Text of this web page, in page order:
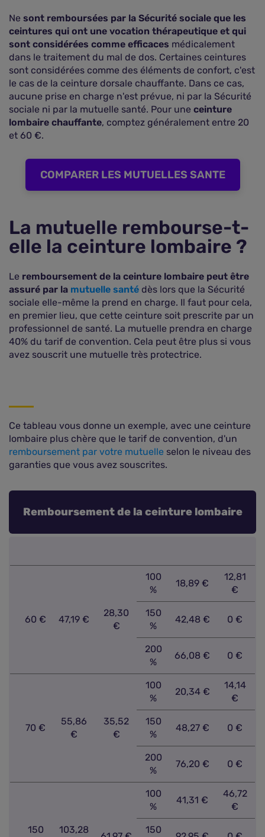
Ne sont remboursées par la Sécurité sociale que les
ceintures qui ont une vocation thérapeutique et qui
sont considérées comme efficaces médicalement
dans le traitement du mal de dos. Certaines ceintures
sont considérées comme des éléments de confort, c'est
le cas de la ceinture dorsale chauffante. Dans ce cas,
aucune prise en charge n'est prévue, ni par la Sécurité
sociale ni par la mutuelle santé. Pour une ceinture
lombaire chauffante, comptez généralement entre 20
et 60 €.
COMPARER LES MUTUELLES SANTE
La mutuelle rembourse-t-
elle la ceinture lombaire ?
Le remboursement de la ceinture lombaire peut être
assuré par la mutuelle santé dès lors que la Sécurité
sociale elle-même la prend en charge. Il faut pour cela,
en premier lieu, que cette ceinture soit prescrite par un
professionnel de santé. La mutuelle prendra en charge
40% du tarif de convention. Cela peut être plus si vous
avez souscrit une mutuelle très protectrice.
Ce tableau vous donne un exemple, avec une ceinture
lombaire plus chère que le tarif de convention, d'un
remboursement par votre mutuelle selon le niveau des
garanties que vous avez souscrites.
Remboursement de la ceinture lombaire
60 € 47,19 €
28,30
€
100
%
18,89 €
12,81
€
150
%
42,48 € 0 €
200
%
66,08 € 0 €
70 €
55,86
€
35,52
€
100
%
20,34 €
14,14
€
150
%
48,27 € 0 €
200
%
76,20 € 0 €
150 103,28
100
%
41,31 €
46,72
€
150